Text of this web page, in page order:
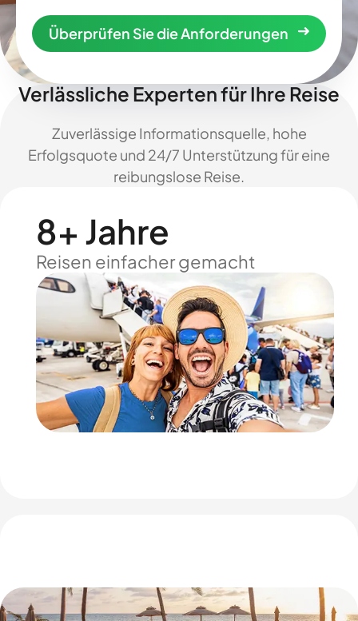
Überprüfen Sie die Anforderungen
Verlässliche Experten für Ihre Reise
Zuverlässige Informationsquelle, hohe
Erfolgsquote und 24/7 Unterstützung für eine
reibungslose Reise.
8+ Jahre
Reisen einfacher gemacht